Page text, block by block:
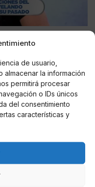
de usuario,
la información
permitirá procesar
o IDs únicos
del consentimiento
características y
última cena'
de los rumores
o habría tenido
"A mí se me contó en
es verdad, tampoco
al respeto a
sobre la orientación